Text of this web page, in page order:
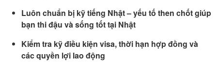
Luôn chuẩn bị kỹ tiếng Nhật – yếu tố then chốt giúp
bạn thi đậu và sống tốt tại Nhật
Kiểm tra kỹ điều kiện visa, thời hạn hợp đồng và
các quyền lợi lao động